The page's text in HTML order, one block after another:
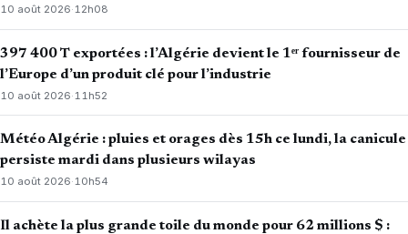
10 août 2026·12h08
397 400 T exportées : l’Algérie devient le 1ᵉʳ fournisseur de
l’Europe d’un produit clé pour l’industrie
10 août 2026· 11h52
Météo Algérie : pluies et orages dès 15h ce lundi, la canicule
persiste mardi dans plusieurs wilayas
10 août 2026·10h54
Il achète la plus grande toile du monde pour 62 millions $ :